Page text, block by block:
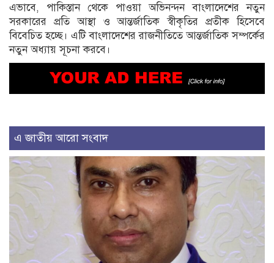
এভাবে, পাকিস্তান থেকে পাওয়া অভিনন্দন বাংলাদেশের নতুন
সরকারের প্রতি আস্থা ও আন্তর্জাতিক স্বীকৃতির প্রতীক হিসেবে
বিবেচিত হচ্ছে। এটি বাংলাদেশের রাজনীতিতে আন্তর্জাতিক সম্পর্কের
নতুন অধ্যায় সূচনা করবে।
এ জাতীয় আরো সংবাদ